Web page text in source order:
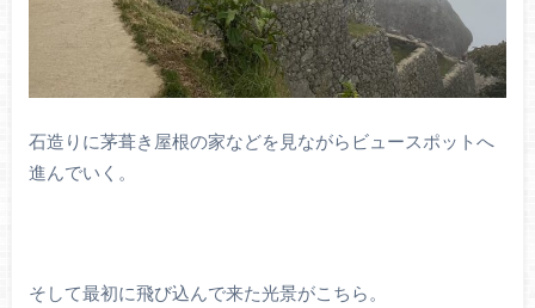
石造りに茅葺き屋根の家などを見ながらビュースポットへ
進んでいく。
そして最初に飛び込んで来た光景がこちら。